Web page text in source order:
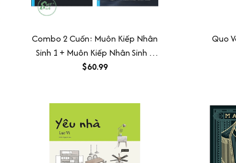
Combo 2 Cuốn: Muôn Kiếp Nhân
Sinh 1 + Muôn Kiếp Nhân Sinh 2
(Bìa Mềm)
$60.99
Quo